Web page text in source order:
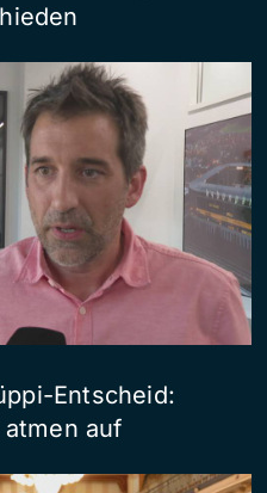
Entscheid:
atmen auf